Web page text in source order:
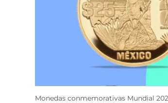
Monedas conmemorativas Mundial